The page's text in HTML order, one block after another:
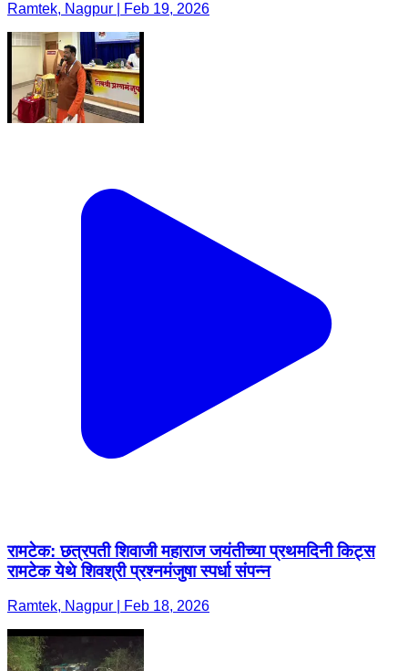
Ramtek, Nagpur | Feb 19, 2026
रामटेक: छत्रपती शिवाजी महाराज जयंतीच्या प्रथमदिनी किट्स
रामटेक येथे शिवश्री प्रश्नमंजुषा स्पर्धा संपन्न
Ramtek, Nagpur | Feb 18, 2026